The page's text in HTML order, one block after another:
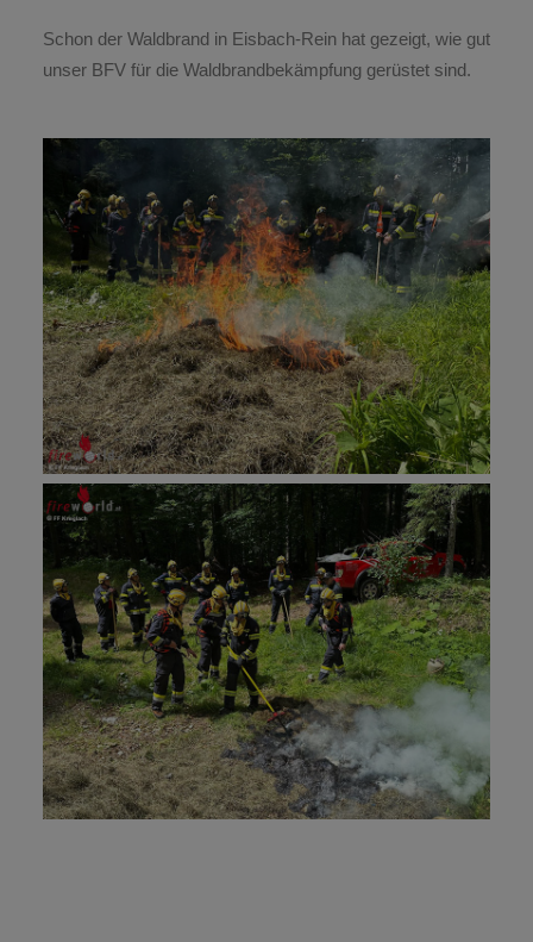
Schon der Waldbrand in Eisbach-Rein hat gezeigt, wie gut
unser BFV für die Waldbrandbekämpfung gerüstet sind.